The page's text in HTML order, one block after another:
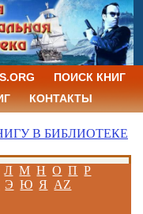
ПОИСК КНИГ
КОНТАКТЫ
В БИБЛИОТЕКЕ
Л М Н О П Р
Э Ю Я AZ